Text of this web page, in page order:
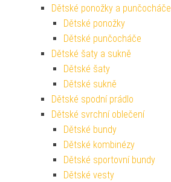
Dětské ponožky a punčocháče
Dětské ponožky
Dětské punčocháče
Dětské šaty a sukně
Dětské šaty
Dětské sukně
Dětské spodní prádlo
Dětské svrchní oblečení
Dětské bundy
Dětské kombinézy
Dětské sportovní bundy
Dětské vesty